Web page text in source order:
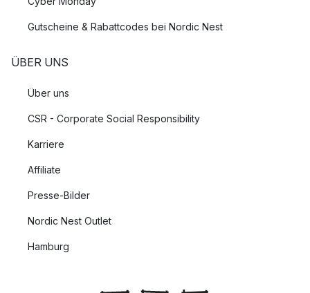
Namen Vita Copenhagen wurde im Jahr 2008 in Kopenhagen
Ländern weltweit vertreten.
Gutscheine & Rabattcodes bei Nordic Nest
ÜBER UNS
Über uns
CSR - Corporate Social Responsibility
Karriere
Affiliate
Presse-Bilder
Nordic Nest Outlet
Hamburg